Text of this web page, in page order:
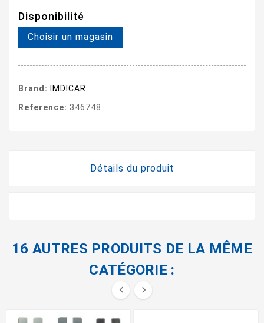
Disponibilité
Choisir un magasin
Brand:
IMDICAR
Reference: 346748
Détails du produit
16 AUTRES PRODUITS DE LA MÊME
CATÉGORIE :
 